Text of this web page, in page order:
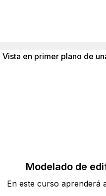
Modelado de
En este curso aprenderá